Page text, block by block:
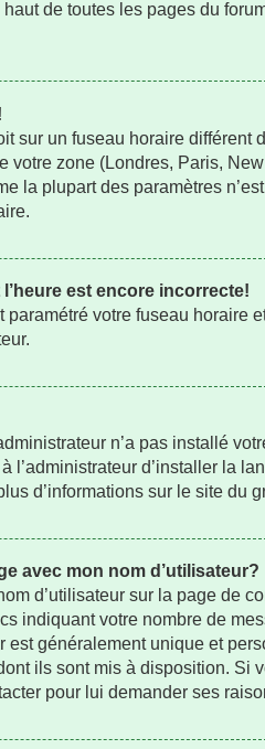
de toutes les pages du
sur un fuseau horaire
votre zone (Londres, Paris,
la plupart des paramètres
est encore incorrecte!
votre fuseau horaire
n’a pas installé
l’administrateur d’installer la
d’informations sur le site du
avec mon nom d’utilisateur?
d’utilisateur sur la page de
indiquant votre nombre de
généralement unique et
ils sont mis à disposition. Si
pour lui demander ses